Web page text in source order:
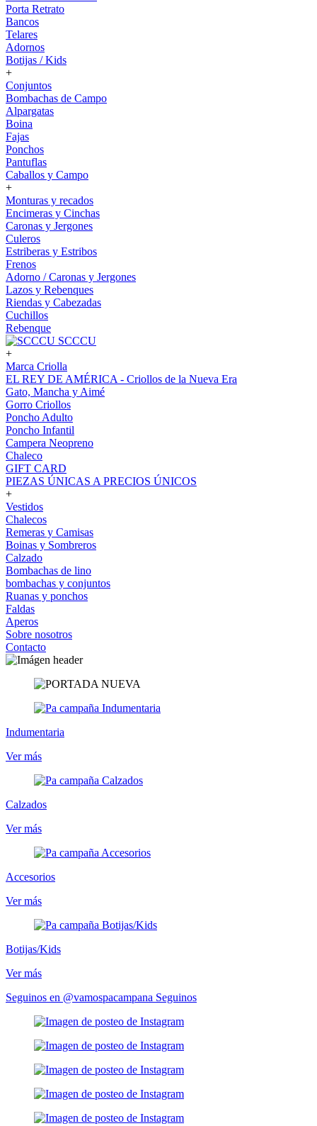
Porta Retrato
Bancos
Telares
Adornos
Botijas / Kids
+
Conjuntos
Bombachas de Campo
Alpargatas
Boina
Fajas
Ponchos
Pantuflas
Caballos y Campo
+
Monturas y recados
Encimeras y Cinchas
Caronas y Jergones
Culeros
Estriberas y Estribos
Frenos
Adorno / Caronas y Jergones
Lazos y Rebenques
Riendas y Cabezadas
Cuchillos
Rebenque
SCCCU
+
Marca Criolla
EL REY DE AMÉRICA - Criollos de la Nueva Era
Gato, Mancha y Aimé
Gorro Criollos
Poncho Adulto
Poncho Infantil
Campera Neopreno
Chaleco
GIFT CARD
PIEZAS ÚNICAS A PRECIOS ÚNICOS
+
Vestidos
Chalecos
Remeras y Camisas
Boinas y Sombreros
Calzado
Bombachas de lino
bombachas y conjuntos
Ruanas y ponchos
Faldas
Aperos
Sobre nosotros
Contacto
Indumentaria
Ver más
Calzados
Ver más
Accesorios
Ver más
Botijas/Kids
Ver más
Seguinos en @vamospacampana Seguinos